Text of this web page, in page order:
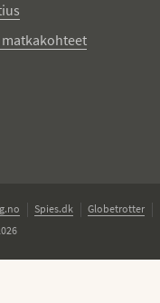
Spies.dk
Globetrotter